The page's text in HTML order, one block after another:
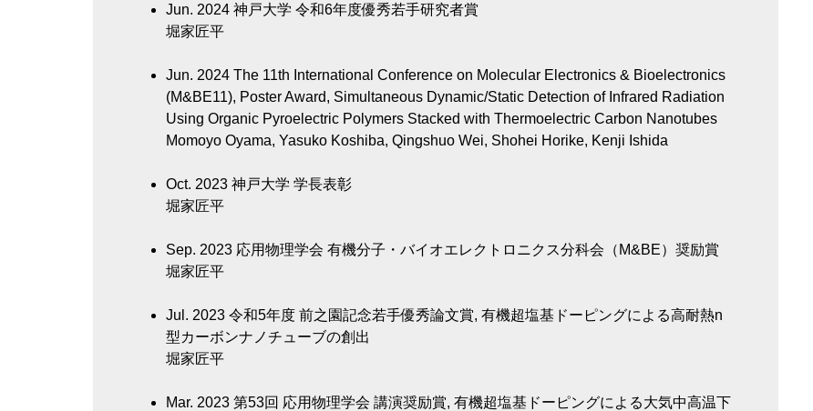
Jun. 2024 神戸大学 令和6年度優秀若手研究者賞
堀家匠平
Jun. 2024 The 11th International Conference on Molecular Electronics & Bioelectronics
(M&BE11), Poster Award, Simultaneous Dynamic/Static Detection of Infrared Radiation
Using Organic Pyroelectric Polymers Stacked with Thermoelectric Carbon Nanotubes
Momoyo Oyama, Yasuko Koshiba, Qingshuo Wei, Shohei Horike, Kenji Ishida
Oct. 2023 神戸大学 学長表彰
堀家匠平
Sep. 2023 応用物理学会 有機分子・バイオエレクトロニクス分科会（M&BE）奨励賞
堀家匠平
Jul. 2023 令和5年度 前之園記念若手優秀論文賞, 有機超塩基ドーピングによる高耐熱n
型カーボンナノチューブの創出
堀家匠平
Mar. 2023 第53回 応用物理学会 講演奨励賞, 有機超塩基ドーピングによる大気中高温下